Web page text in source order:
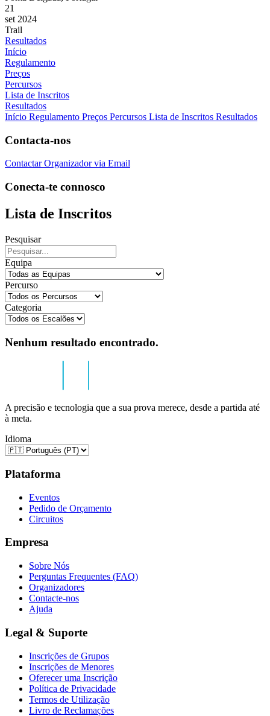
21
set 2024
Trail
Resultados
Início
Regulamento
Preços
Percursos
Lista de Inscritos
Resultados
Início Regulamento Preços Percursos Lista de Inscritos Resultados
Contacta-nos
Contactar Organizador via Email
Conecta-te connosco
Lista de Inscritos
Pesquisar
Equipa
Percurso
Categoria
Nenhum resultado encontrado.
A precisão e tecnologia que a sua prova merece, desde a partida até
à meta.
Idioma
Plataforma
Eventos
Pedido de Orçamento
Circuitos
Empresa
Sobre Nós
Perguntas Frequentes (FAQ)
Organizadores
Contacte-nos
Ajuda
Legal & Suporte
Inscrições de Grupos
Inscrições de Menores
Oferecer uma Inscrição
Política de Privacidade
Termos de Utilização
Livro de Reclamações